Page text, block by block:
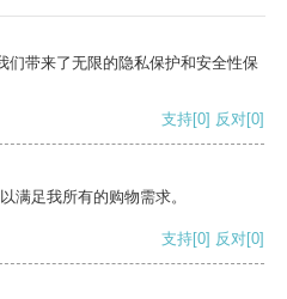
们带来了无限的隐私保护和安全性保
支持[0] 反对[0]
满足我所有的购物需求。
支持[0] 反对[0]